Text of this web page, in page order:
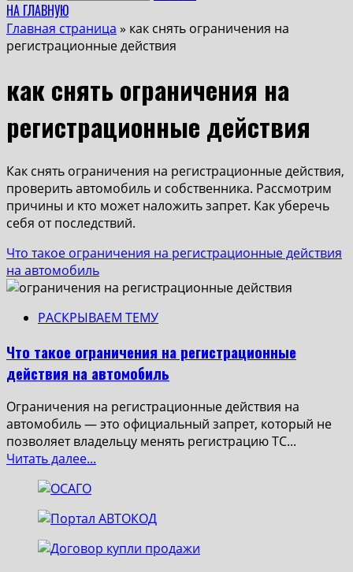
НА ГЛАВНУЮ
Главная страница » как снять ограничения на
регистрационные действия
как снять ограничения на
регистрационные действия
Как снять ограничения на регистрационные действия,
проверить автомобиль и собственника. Рассмотрим
причины и кто может наложить запрет. Как уберечь
себя от последствий.
Что такое ограничения на регистрационные действия
на автомобиль
РАСКРЫВАЕМ ТЕМУ
Что такое ограничения на регистрационные
действия на автомобиль
Ограничения на регистрационные действия на
автомобиль — это официальный запрет, который не
позволяет владельцу менять регистрацию ТС...
Читать далее...
Что
такое
ограничения
на